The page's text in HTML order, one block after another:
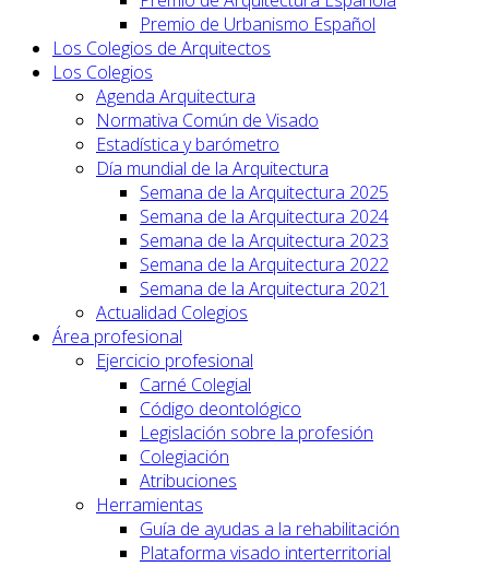
Premio de Urbanismo Español
Los Colegios de Arquitectos
Los Colegios
Agenda Arquitectura
Normativa Común de Visado
Estadística y barómetro
Día mundial de la Arquitectura
Semana de la Arquitectura 2025
Semana de la Arquitectura 2024
Semana de la Arquitectura 2023
Semana de la Arquitectura 2022
Semana de la Arquitectura 2021
Actualidad Colegios
Área profesional
Ejercicio profesional
Carné Colegial
Código deontológico
Legislación sobre la profesión
Colegiación
Atribuciones
Herramientas
Guía de ayudas a la rehabilitación
Plataforma visado interterritorial